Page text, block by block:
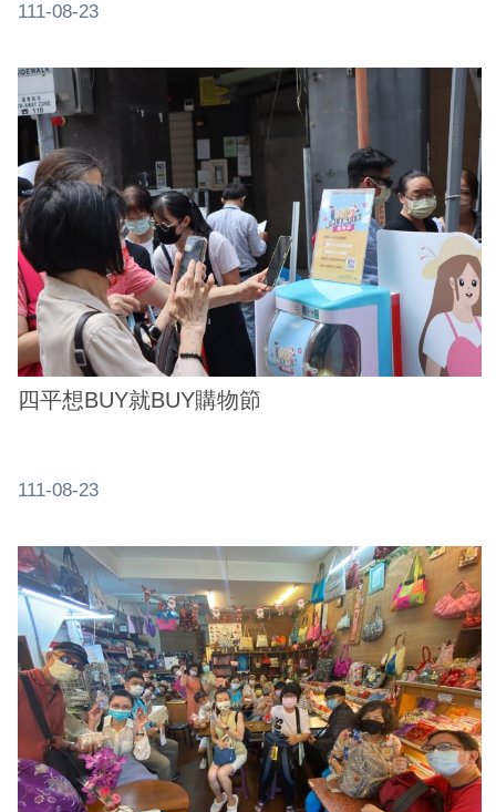
111-08-23
四平想BUY就BUY購物節
111-08-23